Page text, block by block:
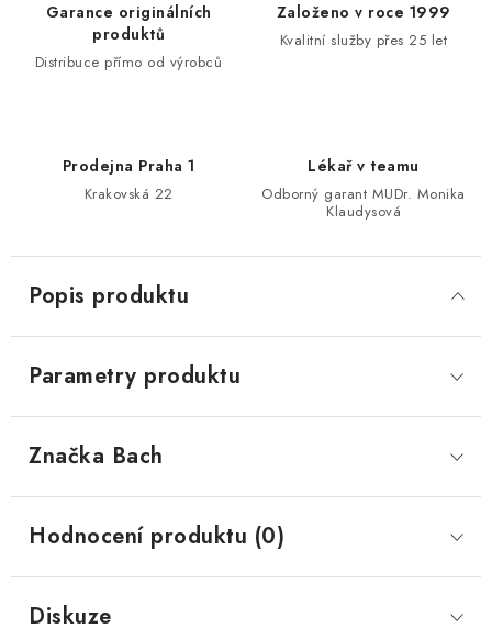
Garance originálních
produktů
Distribuce přímo od výrobců
Založeno v roce 1999
Kvalitní služby přes 25 let
Prodejna Praha 1
Krakovská 22
Lékař v teamu
Odborný garant MUDr. Monika
Klaudysová
Popis produktu
Parametry produktu
Značka Bach
Hodnocení produktu (0)
Diskuze